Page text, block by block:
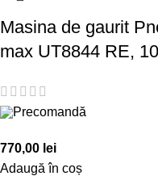
Masina de gaurit
max UT8844 RE,
Precomandă
770,00 lei
Adaugă în coș